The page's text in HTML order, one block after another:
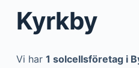
Kyrkby
Vi har 1 solcellsföretag i